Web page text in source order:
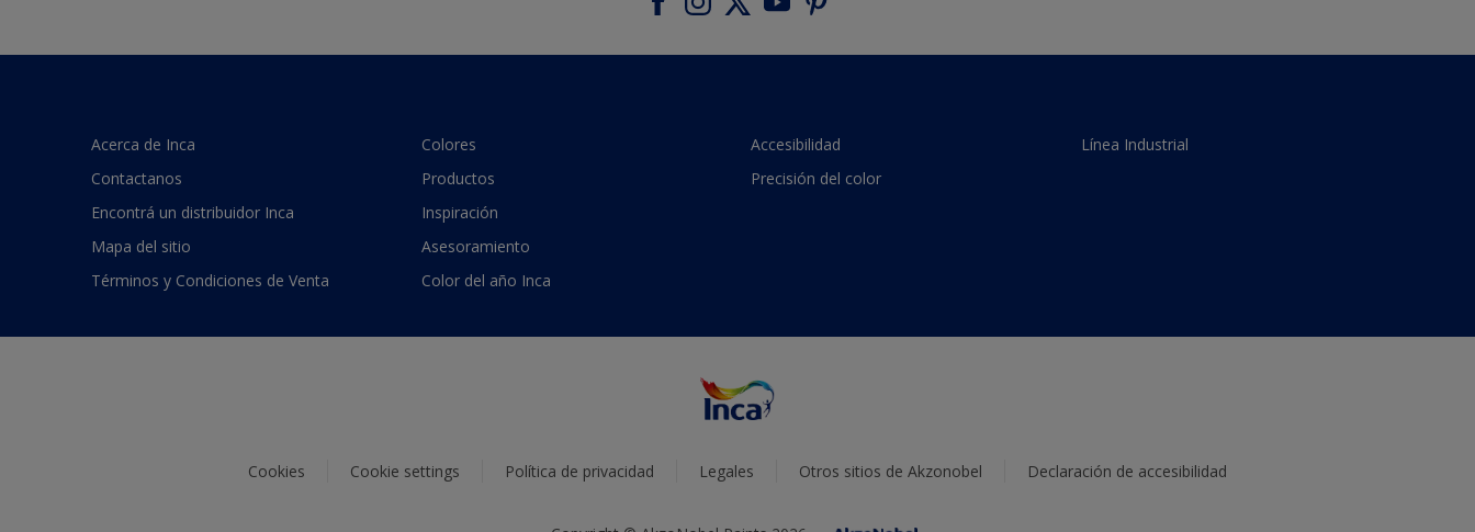
Acerca de Inca
Contactanos
Encontrá un distribuidor Inca
Mapa del sitio
Términos y Condiciones de Venta
Colores
Productos
Inspiración
Asesoramiento
Color del año Inca
Accesibilidad
Precisión del color
Línea Industrial
Cookies Cookie settings Política de privacidad Legales Otros sitios de Akzonobel Declaración de accesibilidad